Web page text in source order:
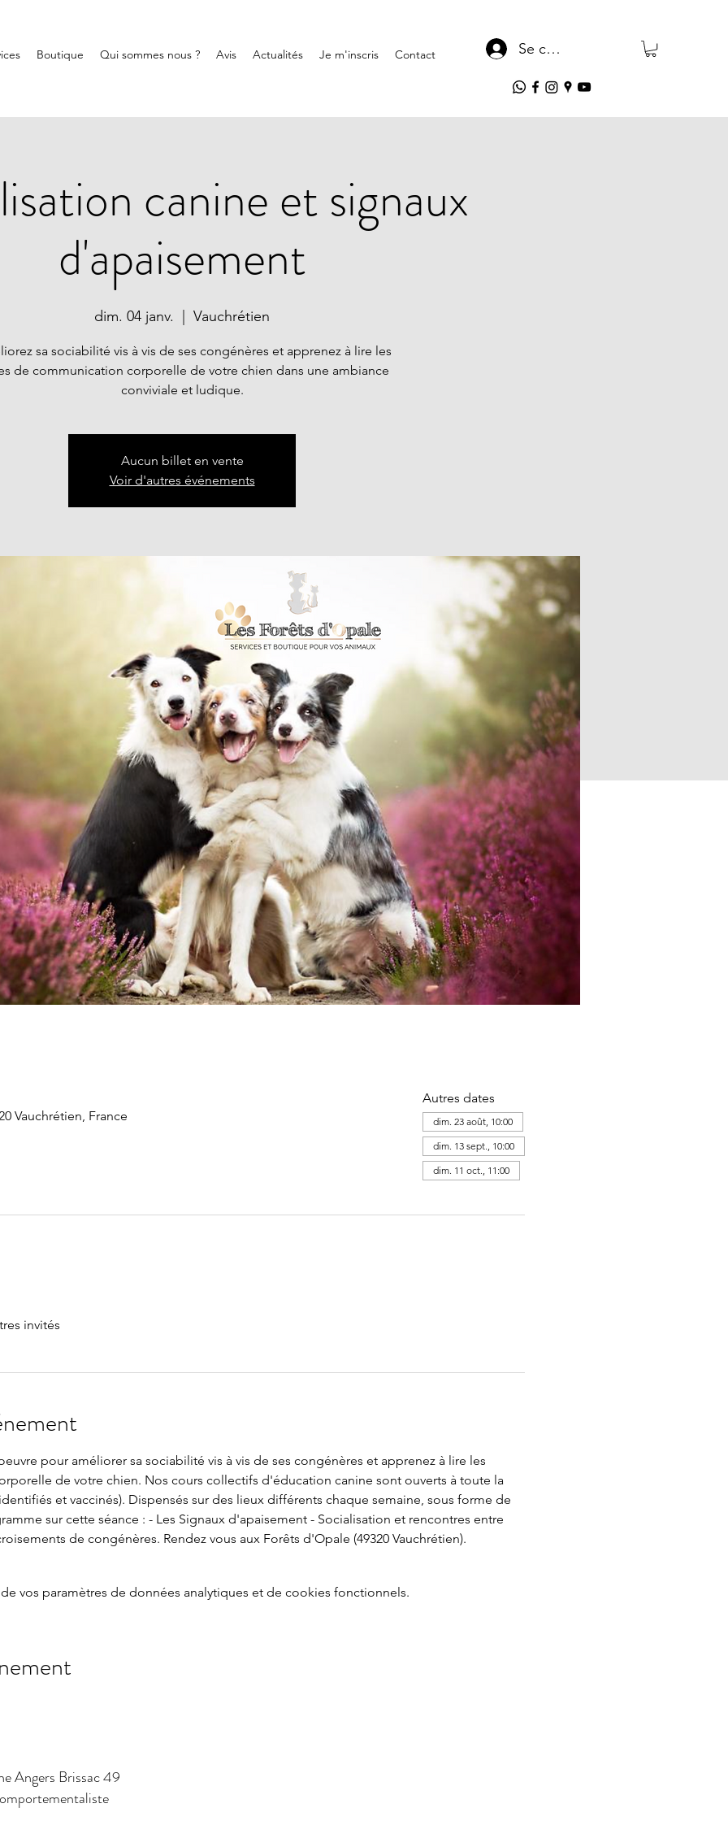
Boutique Qui sommes nous ? Avis Actualités Je m'inscris Contact Se connecter
canine et signaux
d'apaisement
dim. 04 janv. Vauchrétien
sa sociabilité vis à vis de ses congénères et apprenez à lire les
de communication corporelle de votre chien dans une ambiance
conviviale et ludique.
Aucun billet en vente
Voir d'autres événements
Vauchrétien, France
Autres dates
dim. 23 août, 10:00
dim. 13 sept., 10:00
dim. 11 oct., 11:00
invités
pour améliorer sa sociabilité vis à vis de ses congénères et apprenez à lire les
de votre chien. Nos cours collectifs d'éducation canine sont ouverts à toute la
et vaccinés). Dispensés sur des lieux différents chaque semaine, sous forme de
sur cette séance : - Les Signaux d'apaisement - Socialisation et rencontres entre
de congénères. Rendez vous aux Forêts d'Opale (49320 Vauchrétien).
vos paramètres de données analytiques et de cookies fonctionnels.
Angers Brissac 49